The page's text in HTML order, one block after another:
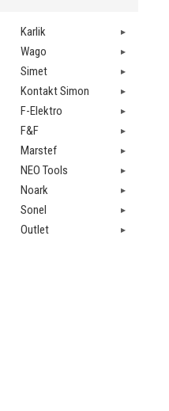
Karlik
Wago
Simet
Kontakt Simon
F-Elektro
F&F
Marstef
NEO Tools
Noark
Sonel
Outlet